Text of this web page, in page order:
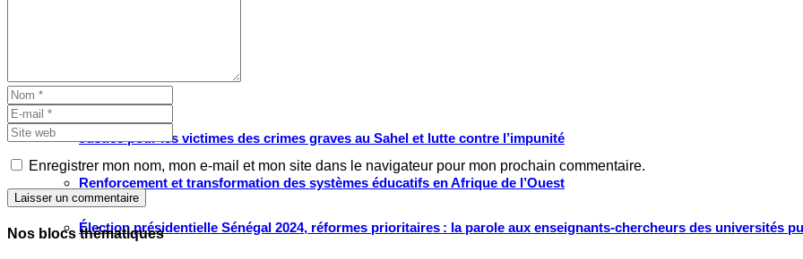
Justice pour les victimes des crimes graves au Sahel et lutte contre l’impunité
Renforcement et transformation des systèmes éducatifs en Afrique de l’Ouest
Élection présidentielle Sénégal 2024, réformes prioritaires : la parole aux enseignants-chercheurs des universités
Enregistrer mon nom, mon e-mail et mon site dans le navigateur pour mon prochain commentaire.
Laisser un commentaire
Nos blocs thématiques